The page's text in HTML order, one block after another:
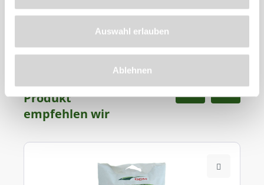
Auswahl erlauben
Ablehnen
Produkt
empfehlen wir